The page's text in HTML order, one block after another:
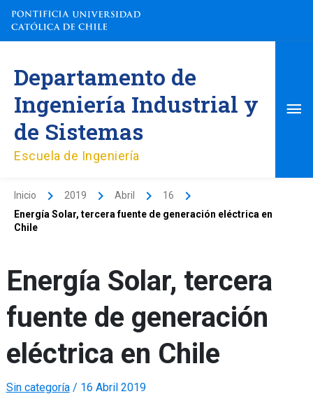
contenido
Departamento de
Ingeniería Industrial y
de Sistemas
Escuela de Ingeniería
Inicio 2019 Abril
16
Energía Solar, tercera fuente de generación eléctrica en
Chile
Energía Solar, tercera
fuente de generación
eléctrica en Chile
Sin categoría/ 16 Abril 2019